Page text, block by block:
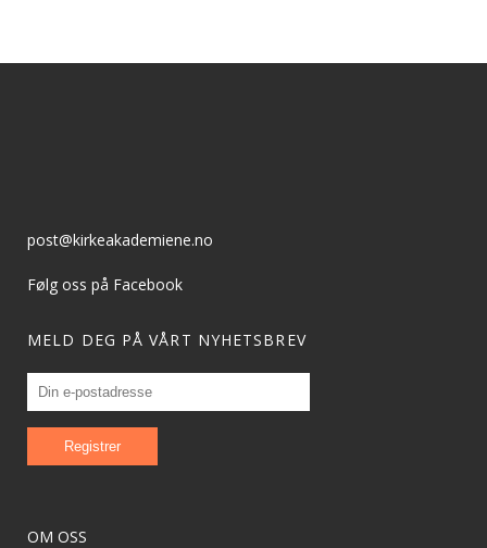
post@kirkeakademiene.no
Følg oss på Facebook
MELD DEG PÅ VÅRT NYHETSBREV
OM OSS